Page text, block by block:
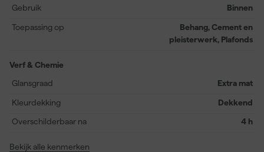
van slechts 2 uur, kun je snel genieten van je opgeknapte ruimte.
met kwast, roller of verfspuit. Overschilderbaar na 4 uur en
volledig uitgehard na 14 uur, waardoor je in een mum van tijd kunt
en biedt een schrobvastheidsklasse 1, ideaal voor elk interieur.
Gebruik
Binnen
Toepassing op
Behang, Cement en
pleisterwerk, Plafonds
Verf & Chemie
Glansgraad
Extra mat
Kleurdekking Dekkend
Overschilderbaar na 4 h
Bekijk alle kenmerken